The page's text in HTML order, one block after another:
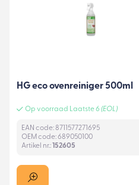
HG eco ovenreiniger 500ml
Op voorraad Laatste 6 (EOL)
EAN code: 8711577271695
OEM code: 689050100
Artikel nr.: 152605